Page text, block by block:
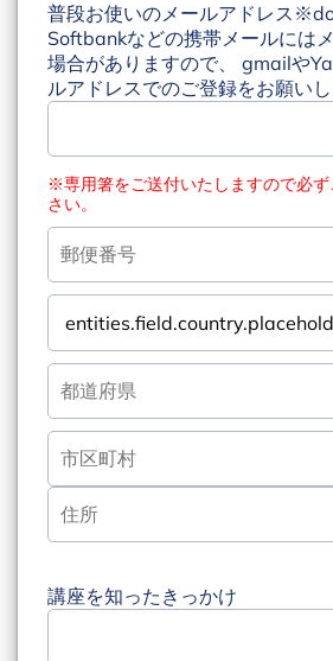
普段お使いのメールアドレス
Softbankなどの携帯メールには
場合がありますので、 gmailや
ルアドレスでのご登録をお願いし
※専用箸をご送付いたしますので必
さい。
講座を知ったきっかけ